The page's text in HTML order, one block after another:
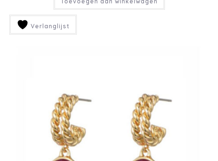
Verlanglijst
Ontvang wekelijks nieuws met
een dosis nieuwe items in je